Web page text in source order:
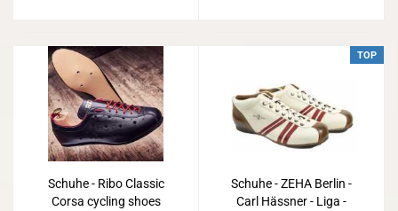
Schuhe - Ribo Classic
Corsa cycling shoes
TOP
Schuhe - ZEHA Berlin -
Carl Hässner - Liga -